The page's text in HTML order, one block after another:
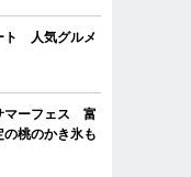
ト 人気グルメ
マーフェス 富
桃のかき氷も